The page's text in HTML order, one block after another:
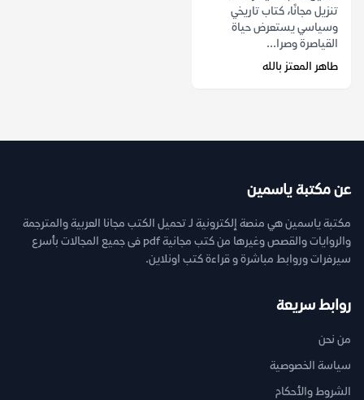
تنزيل مجانًا، كتاب تاريخي
وسياسي يستعرض حياة
القياصرة وصرا...
طاهر المعتز بالله
عن مكتبة ياسمين
مكتبة ياسمين هي منصة إلكترونية لـ تحميل الكتب مجانا العربية والمترجمة
والروايات والقصص وغيرها من كتب مجانية pdf فى جميع المجالات بأسرع
سيرفرات وروابط مباشرة و قراءة كتب اونلاين.
روابط سريعة
من نحن
سياسة الخصوصية
الشروط والأحكام